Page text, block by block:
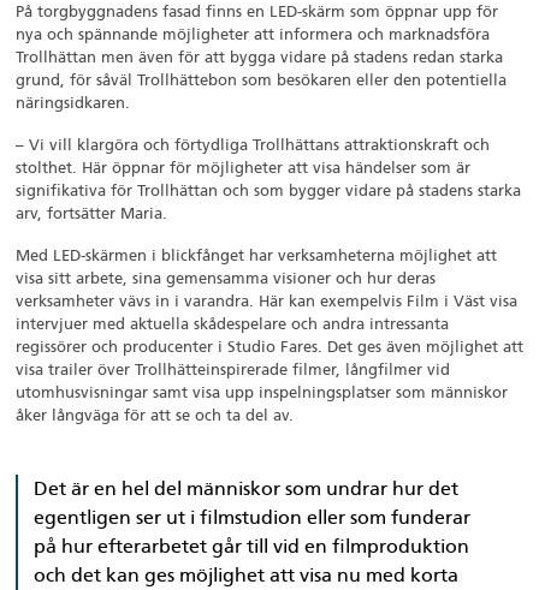
På torgbyggnadens fasad finns en LED-skärm som öppnar upp för
nya och spännande möjligheter att informera och marknadsföra
Trollhättan men även för att bygga vidare på stadens redan starka
grund, för såväl Trollhättebon som besökaren eller den potentiella
näringsidkaren.
– Vi vill klargöra och förtydliga Trollhättans attraktionskraft och
stolthet. Här öppnar för möjligheter att visa händelser som är
signifikativa för Trollhättan och som bygger vidare på stadens starka
arv, fortsätter Maria.
Med LED-skärmen i blickfånget har verksamheterna möjlighet att
visa sitt arbete, sina gemensamma visioner och hur deras
verksamheter vävs in i varandra. Här kan exempelvis Film i Väst visa
intervjuer med aktuella skådespelare och andra intressanta
regissörer och producenter i Studio Fares. Det ges även möjlighet att
visa trailer över Trollhätteinspirerade filmer, långfilmer vid
utomhusvisningar samt visa upp inspelningsplatser som människor
åker långväga för att se och ta del av.
Det är en hel del människor som undrar hur det
egentligen ser ut i filmstudion eller som funderar
på hur efterarbetet går till vid en filmproduktion
och det kan ges möjlighet att visa nu med korta